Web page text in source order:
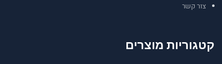
צור קשר
קטגוריות מוצרים